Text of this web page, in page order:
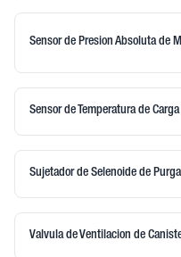
Sensor de Presion Absoluta de
Sensor de Temperatura de
Sujetador de Selenoide de
Valvula de Ventilacion de